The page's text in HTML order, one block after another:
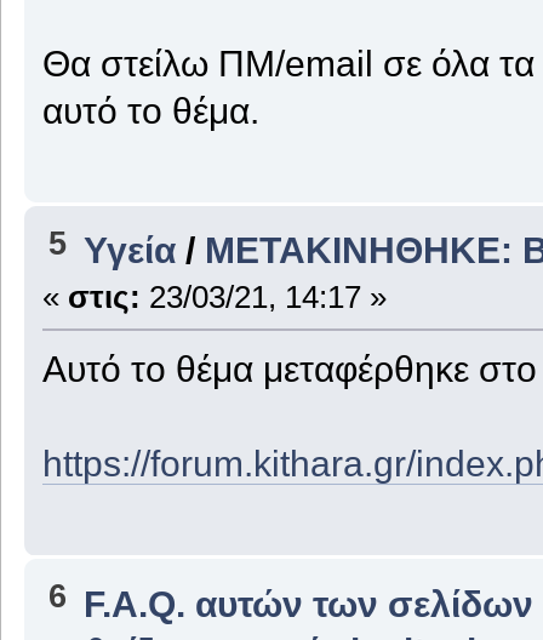
Θα στείλω ΠΜ/email σε όλα τα
αυτό το θέμα.
5 Υγεία / ΜΕΤΑΚΙΝΗΘΗΚΕ:
« στις: 23/03/21, 14:17 »
Αυτό το θέμα μεταφέρθηκε
https://forum.kithara.gr/
6 F.A.Q. αυτών των σελίδων